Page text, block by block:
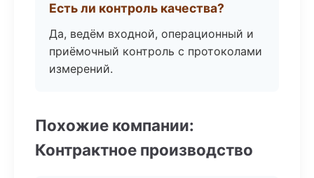
Есть ли контроль качества?
Да, ведём входной, операционный и
приёмочный контроль с протоколами
измерений.
Похожие компании:
Контрактное производство